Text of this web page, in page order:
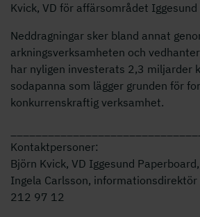
Kvick, VD för affärsområdet
Neddragningar sker bland annat
arkningsverksamheten och
har nyligen investerats 2,3 miljarder
sodapanna som lägger grunden för
konkurrenskraftig verksamhet.
Kontaktpersoner:
Björn Kvick, VD Iggesund
Ingela Carlsson,
212 97 12